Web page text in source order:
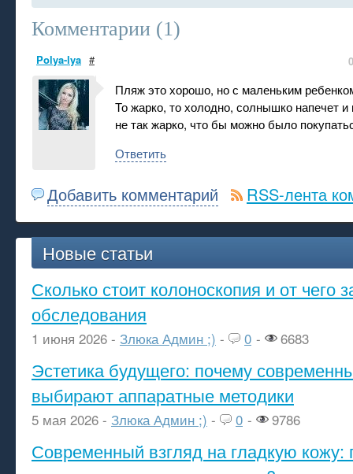
Комментарии (1)
Polya-lya # 0
Пляж это хорошо, но с маленьким
То жарко, то холодно, солнышко напечет
не так жарко, что бы можно было
Ответить
Добавить комментарий RSS-лента
Новые статьи
Сколько стоит колоноскопия и от чего
обследования
1 июня 2026 - Злюка Админ ;) - 0 - 6683
Эстетика будущего: почему
выбирают аппаратные методики
5 мая 2026 - Злюка Админ ;) - 0 - 9786
Современный взгляд на гладкую кожу: